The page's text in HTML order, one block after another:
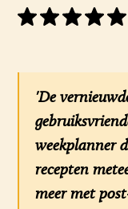
'De
weekplanner
recepten
meer met